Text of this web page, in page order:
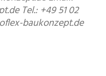
Tel.: +49 51 02
baukonzept.de